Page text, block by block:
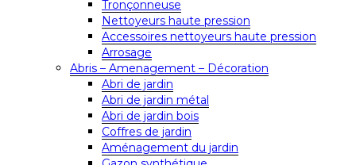
Tronçonneuse
Nettoyeurs haute pression
Accessoires nettoyeurs haute pression
Arrosage
Abris – Amenagement – Décoration
Abri de jardin
Abri de jardin métal
Abri de jardin bois
Coffres de jardin
Aménagement du jardin